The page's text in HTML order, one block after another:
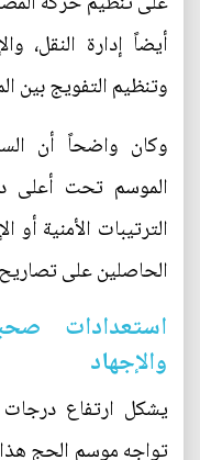
أيضاً إدارة النقل،
وتنظيم التفويج بين
وكان واضحاً أن
الموسم تحت أعلى
الترتيبات الأمنية
الحاصلين على
استعدادات
والإجهاد
يشكل ارتفاع درجات
تواجه موسم الحج